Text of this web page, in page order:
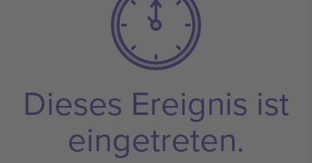
Dieses Ereignis ist
eingetreten.